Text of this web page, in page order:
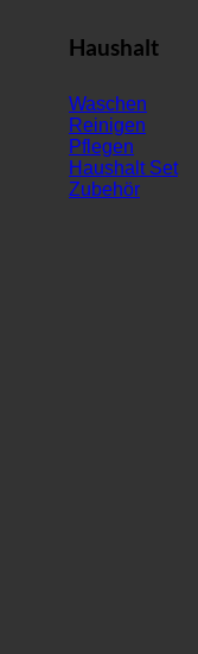
Haushalt
Waschen
Reinigen
Pflegen
Haushalt Set
Zubehör